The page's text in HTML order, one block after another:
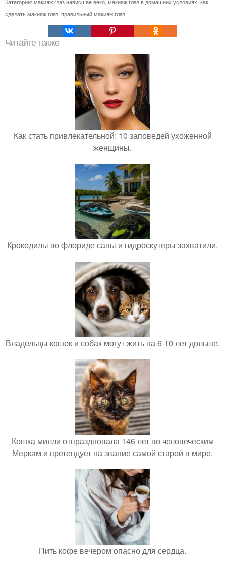
Категории: макияж глаз нависшее веко, макияж глаз в домашних условиях, как
сделать макияж глаз, правильный макияж глаз
Читайте также
Как стать привлекательной: 10 заповедей ухоженной
женщины.
Крокодилы во флориде сапы и гидроскутеры захватили.
Владельцы кошек и собак могут жить на 6-10 лет дольше.
Кошка милли отпраздновала 146 лет по человеческим
Меркам и претендует на звание самой старой в мире.
Пить кофе вечером опасно для сердца.